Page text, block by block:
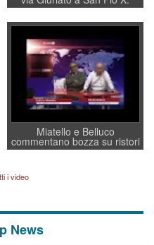
Vicenza ai Vicentini: “faremo
un regalo di Natale ai
residenti”
Miatello e Belluco
commentano bozza su ristori
BPVi e Veneto Banca
i video
News